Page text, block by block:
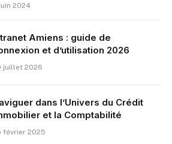
juin 2024
Amiens : guide de
et d’utilisation 2026
juillet 2026
dans l’Univers du Crédit
et la Comptabilité
février 2025